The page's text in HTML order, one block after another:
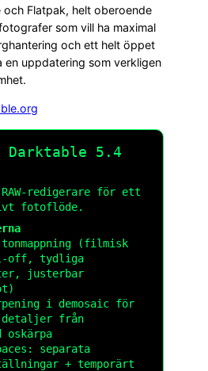
Flatpak, helt oberoende
som vill ha maximal
och ett helt öppet
uppdatering som verkligen
Darktable 5.4
redigerare för ett
fotoflöde.
tonmappning (filmisk
off, tydliga
justerbar
i demosaic för
från
oskärpa
separata
+ temporärt